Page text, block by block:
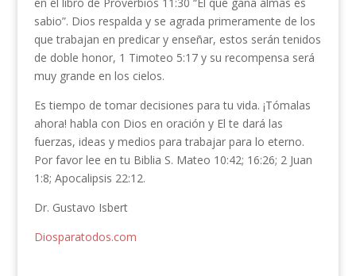
sabio”. Dios respalda y se agrada primeramente de los
que trabajan en predicar y enseñar, estos serán tenidos
de doble honor, 1 Timoteo 5:17 y su recompensa será
muy grande en los cielos.
Es tiempo de tomar decisiones para tu vida. ¡Tómalas
ahora! habla con Dios en oración y El te dará las
fuerzas, ideas y medios para trabajar para lo eterno.
Por favor lee en tu Biblia S. Mateo 10:42; 16:26; 2 Juan
1:8; Apocalipsis 22:12.
Dr. Gustavo Isbert
Diosparatodos.com